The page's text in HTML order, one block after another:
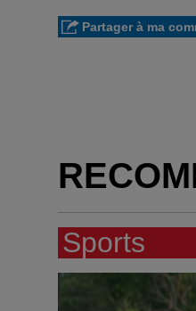
Partager à ma
Sports